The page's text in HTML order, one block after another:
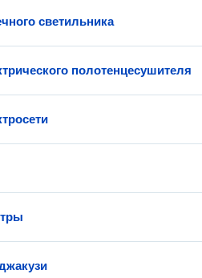
светильника
полотенцесушителя